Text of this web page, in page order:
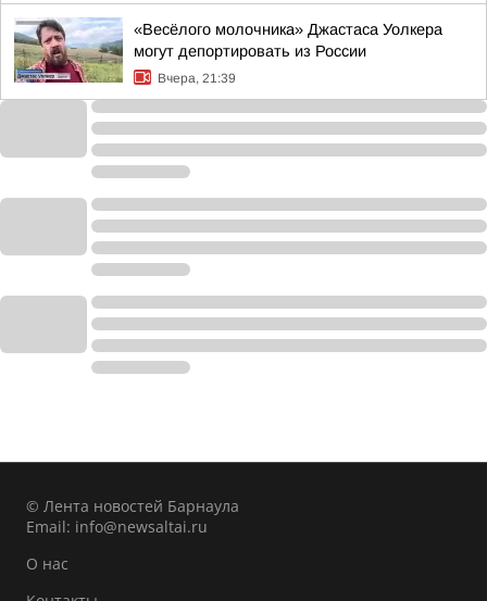
«Весёлого молочника» Джастаса Уолкера
могут депортировать из России
Вчера, 21:39
© Лента новостей Барнаула
Email: info@newsaltai.ru
О нас